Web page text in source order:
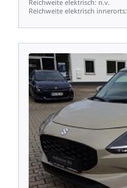
Reichweite elektrisch: n.v.
Reichweite elektrisch innerorts: